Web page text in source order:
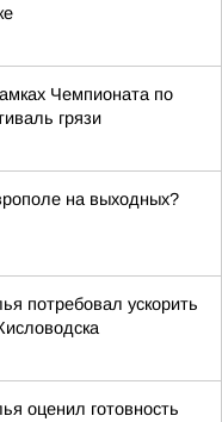
Чемпионата по
грязи
на выходных?
потребовал ускорить
оценил готовность